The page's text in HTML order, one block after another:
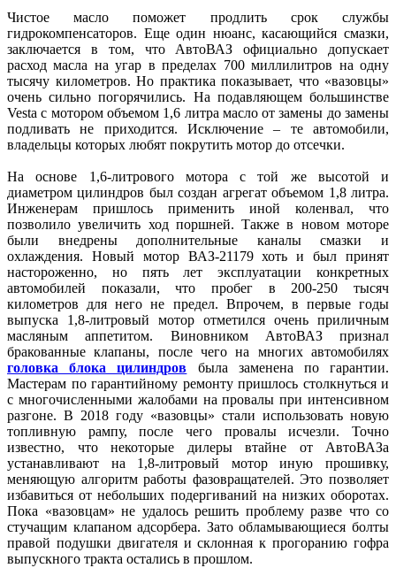
Чистое масло поможет продлить срок службы
гидрокомпенсаторов. Еще один нюанс, касающийся смазки,
заключается в том, что АвтоВАЗ официально допускает
расход масла на угар в пределах 700 миллилитров на одну
тысячу километров. Но практика показывает, что «вазовцы»
очень сильно погорячились. На подавляющем большинстве
Vesta с мотором объемом 1,6 литра масло от замены до замены
подливать не приходится. Исключение – те автомобили,
владельцы которых любят покрутить мотор до отсечки.
На основе 1,6-литрового мотора с той же высотой и
диаметром цилиндров был создан агрегат объемом 1,8 литра.
Инженерам пришлось применить иной коленвал, что
позволило увеличить ход поршней. Также в новом моторе
были внедрены дополнительные каналы смазки и
охлаждения. Новый мотор ВАЗ-21179 хоть и был принят
настороженно, но пять лет эксплуатации конкретных
автомобилей показали, что пробег в 200-250 тысяч
километров для него не предел. Впрочем, в первые годы
выпуска 1,8-литровый мотор отметился очень приличным
масляным аппетитом. Виновником АвтоВАЗ признал
бракованные клапаны, после чего на многих автомобилях
головка блока цилиндров была заменена по гарантии.
Мастерам по гарантийному ремонту пришлось столкнуться и
с многочисленными жалобами на провалы при интенсивном
разгоне. В 2018 году «вазовцы» стали использовать новую
топливную рампу, после чего провалы исчезли. Точно
известно, что некоторые дилеры втайне от АвтоВАЗа
устанавливают на 1,8-литровый мотор иную прошивку,
меняющую алгоритм работы фазовращателей. Это позволяет
избавиться от небольших подергиваний на низких оборотах.
Пока «вазовцам» не удалось решить проблему разве что со
стучащим клапаном адсорбера. Зато обламывающиеся болты
правой подушки двигателя и склонная к прогоранию гофра
выпускного тракта остались в прошлом.